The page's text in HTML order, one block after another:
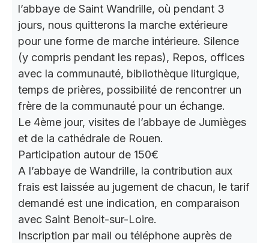
l’abbaye de Saint Wandrille, où pendant 3
jours, nous quitterons la marche extérieure
pour une forme de marche intérieure. Silence
(y compris pendant les repas), Repos, offices
avec la communauté, bibliothèque liturgique,
temps de prières, possibilité de rencontrer un
frère de la communauté pour un échange.
Le 4ème jour, visites de l’abbaye de Jumièges
et de la cathédrale de Rouen.
Participation autour de 150€
A l’abbaye de Wandrille, la contribution aux
frais est laissée au jugement de chacun, le tarif
demandé est une indication, en comparaison
avec Saint Benoit-sur-Loire.
Inscription par mail ou téléphone auprès de